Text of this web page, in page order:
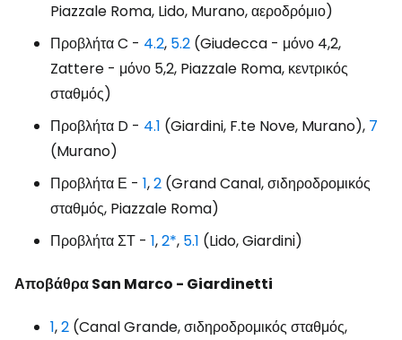
Piazzale Roma, Lido, Murano, αεροδρόμιο)
Προβλήτα C - 4.2, 5.2 (Giudecca - μόνο 4,2,
Zattere - μόνο 5,2, Piazzale Roma, κεντρικός
σταθμός)
Προβλήτα D - 4.1 (Giardini, F.te Nove, Murano), 7
(Murano)
Προβλήτα Ε - 1,2 (Grand Canal, σιδηροδρομικός
σταθμός, Piazzale Roma)
Προβλήτα ΣΤ - 1,2*, 5.1 (Lido, Giardini)
Αποβάθρα San Marco - Giardinetti
1,2 (Canal Grande, σιδηροδρομικός σταθμός,